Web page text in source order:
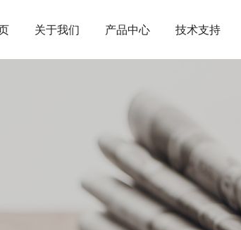
关于我们 产品中心 技术支持